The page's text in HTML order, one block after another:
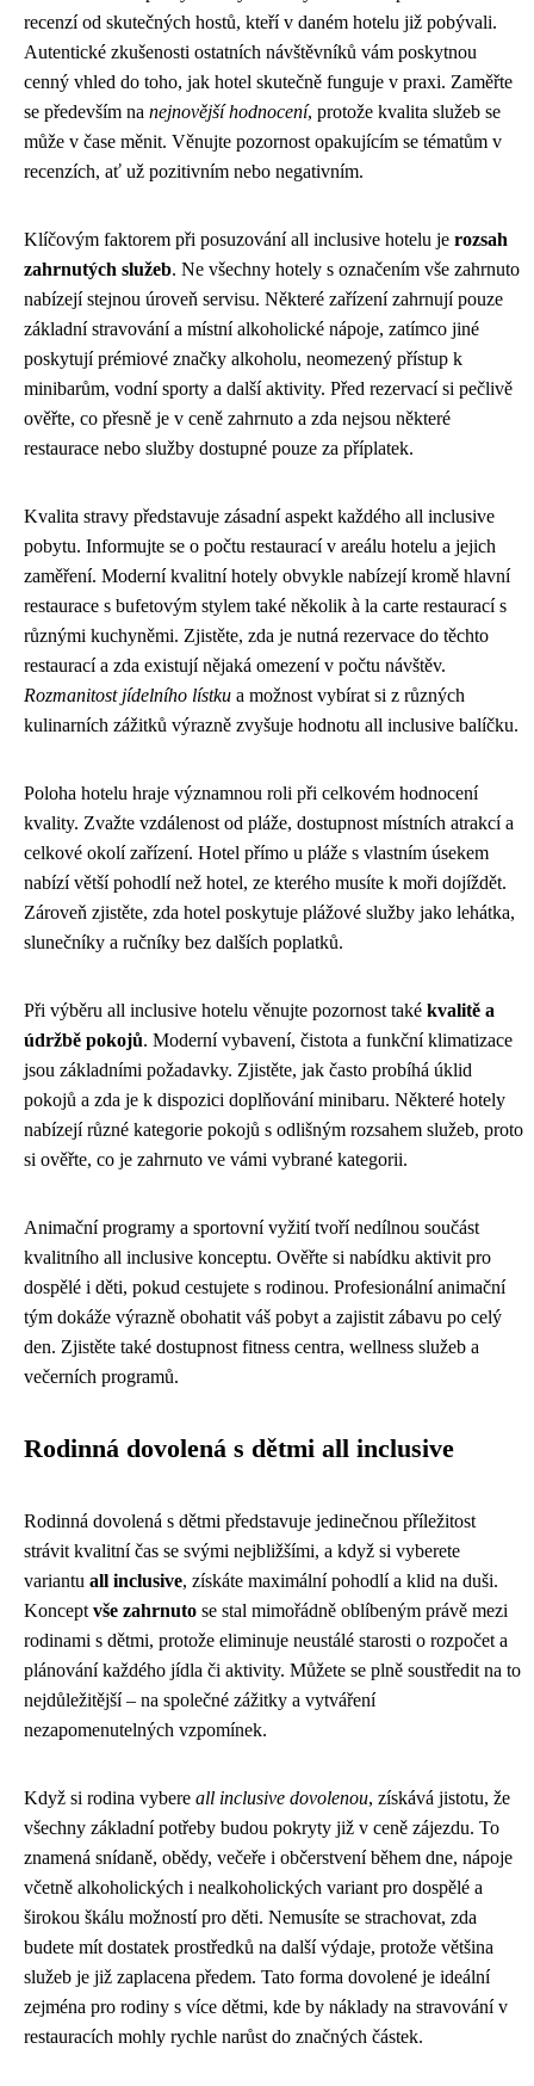
recenzí od skutečných hostů, kteří v daném hotelu již pobývali.
Autentické zkušenosti ostatních návštěvníků vám poskytnou
cenný vhled do toho, jak hotel skutečně funguje v praxi. Zaměřte
se především na nejnovější hodnocení, protože kvalita služeb se
může v čase měnit. Věnujte pozornost opakujícím se tématům v
recenzích, ať už pozitivním nebo negativním.
Klíčovým faktorem při posuzování all inclusive hotelu je rozsah
zahrnutých služeb. Ne všechny hotely s označením vše zahrnuto
nabízejí stejnou úroveň servisu. Některé zařízení zahrnují pouze
základní stravování a místní alkoholické nápoje, zatímco jiné
poskytují prémiové značky alkoholu, neomezený přístup k
minibarům, vodní sporty a další aktivity. Před rezervací si pečlivě
ověřte, co přesně je v ceně zahrnuto a zda nejsou některé
restaurace nebo služby dostupné pouze za příplatek.
Kvalita stravy představuje zásadní aspekt každého all inclusive
pobytu. Informujte se o počtu restaurací v areálu hotelu a jejich
zaměření. Moderní kvalitní hotely obvykle nabízejí kromě hlavní
restaurace s bufetovým stylem také několik à la carte restaurací s
různými kuchyněmi. Zjistěte, zda je nutná rezervace do těchto
restaurací a zda existují nějaká omezení v počtu návštěv.
Rozmanitost jídelního lístku a možnost vybírat si z různých
kulinarních zážitků výrazně zvyšuje hodnotu all inclusive balíčku.
Poloha hotelu hraje významnou roli při celkovém hodnocení
kvality. Zvažte vzdálenost od pláže, dostupnost místních atrakcí a
celkové okolí zařízení. Hotel přímo u pláže s vlastním úsekem
nabízí větší pohodlí než hotel, ze kterého musíte k moři dojíždět.
Zároveň zjistěte, zda hotel poskytuje plážové služby jako lehátka,
slunečníky a ručníky bez dalších poplatků.
Při výběru all inclusive hotelu věnujte pozornost také kvalitě a
údržbě pokojů. Moderní vybavení, čistota a funkční klimatizace
jsou základními požadavky. Zjistěte, jak často probíhá úklid
pokojů a zda je k dispozici doplňování minibaru. Některé hotely
nabízejí různé kategorie pokojů s odlišným rozsahem služeb, proto
si ověřte, co je zahrnuto ve vámi vybrané kategorii.
Animační programy a sportovní vyžití tvoří nedílnou součást
kvalitního all inclusive konceptu. Ověřte si nabídku aktivit pro
dospělé i děti, pokud cestujete s rodinou. Profesionální animační
tým dokáže výrazně obohatit váš pobyt a zajistit zábavu po celý
den. Zjistěte také dostupnost fitness centra, wellness služeb a
večerních programů.
Rodinná dovolená s dětmi all inclusive
Rodinná dovolená s dětmi představuje jedinečnou příležitost
strávit kvalitní čas se svými nejbližšími, a když si vyberete
variantu all inclusive, získáte maximální pohodlí a klid na duši.
Koncept vše zahrnuto se stal mimořádně oblíbeným právě mezi
rodinami s dětmi, protože eliminuje neustálé starosti o rozpočet a
plánování každého jídla či aktivity. Můžete se plně soustředit na to
nejdůležitější – na společné zážitky a vytváření
nezapomenutelných vzpomínek.
Když si rodina vybere all inclusive dovolenou, získává jistotu, že
všechny základní potřeby budou pokryty již v ceně zájezdu. To
znamená snídaně, obědy, večeře i občerstvení během dne, nápoje
včetně alkoholických i nealkoholických variant pro dospělé a
širokou škálu možností pro děti. Nemusíte se strachovat, zda
budete mít dostatek prostředků na další výdaje, protože většina
služeb je již zaplacena předem. Tato forma dovolené je ideální
zejména pro rodiny s více dětmi, kde by náklady na stravování v
restauracích mohly rychle narůst do značných částek.